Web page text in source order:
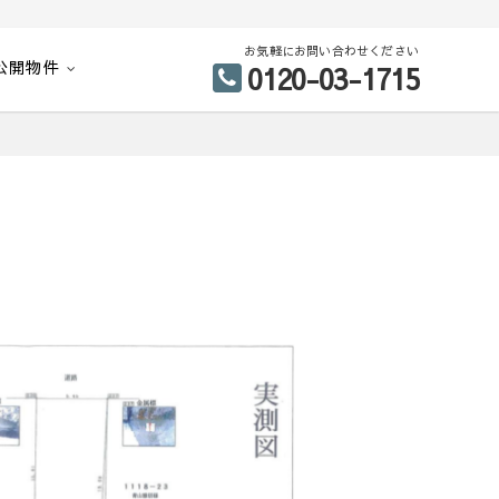
開物件
お気軽にお問い合わせください
0120-03-1715